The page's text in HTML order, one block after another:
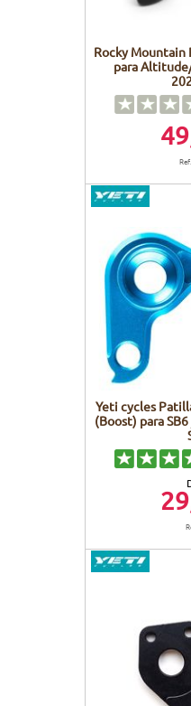
Rocky Mountain
para
Yeti cycles
(Boost) para SB6